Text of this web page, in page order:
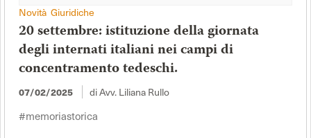
Novità Giuridiche
20 settembre: istituzione della giornata
degli internati italiani nei campi di
concentramento tedeschi.
07/02/2025 di Avv. Liliana Rullo
#memoriastorica